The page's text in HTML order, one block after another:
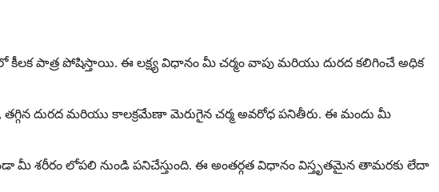
కీలక పాత్ర పోషిస్తాయి. ఈ లక్ష్య విధానం మీ చర్మం వాపు మరియు దురద కలిగించే అధిక
తగ్గిన దురద మరియు కాలక్రమేణా మెరుగైన చర్మ అవరోధ పనితీరు. ఈ మందు మీ
మీ శరీరం లోపలి నుండి పనిచేస్తుంది. ఈ అంతర్గత విధానం విస్తృతమైన తామరకు లేదా